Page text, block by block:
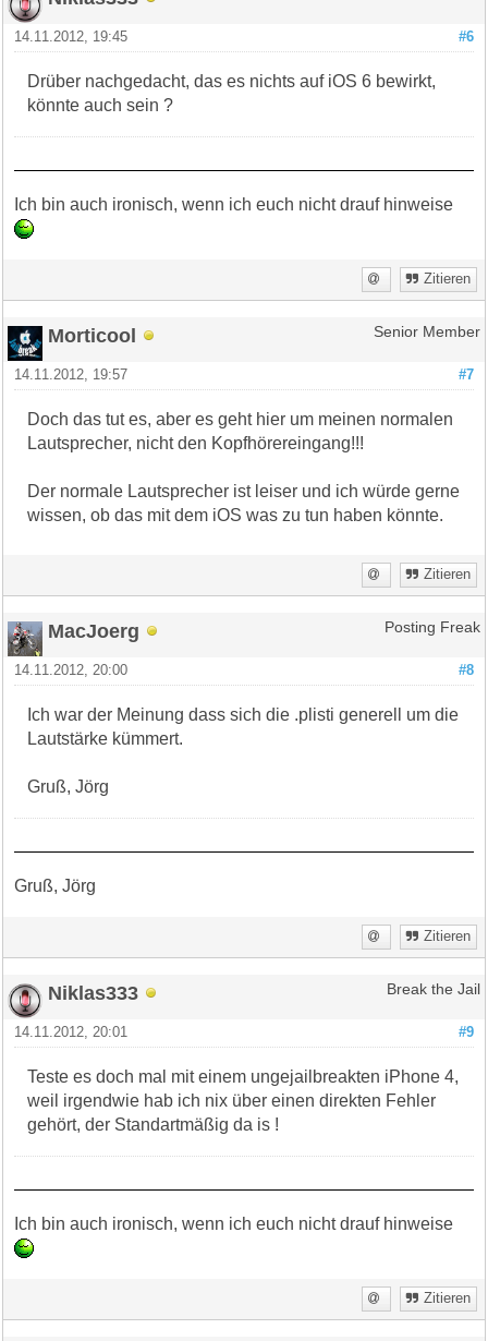
#6
14.11.2012, 19:45
Drüber nachgedacht, das es nichts auf iOS 6 bewirkt,
könnte auch sein ?
Ich bin auch ironisch, wenn ich euch nicht drauf hinweise
Zitieren
Morticool Senior Member
#7
14.11.2012, 19:57
Doch das tut es, aber es geht hier um meinen normalen
Lautsprecher, nicht den Kopfhörereingang!!!
Der normale Lautsprecher ist leiser und ich würde gerne
wissen, ob das mit dem iOS was zu tun haben könnte.
Zitieren
MacJoerg Posting Freak
#8
14.11.2012, 20:00
Ich war der Meinung dass sich die .plisti generell um die
Lautstärke kümmert.
Gruß, Jörg
Gruß, Jörg
Zitieren
Niklas333 Break the Jail
#9
14.11.2012, 20:01
Teste es doch mal mit einem ungejailbreakten iPhone 4,
weil irgendwie hab ich nix über einen direkten Fehler
gehört, der Standartmäßig da is !
Ich bin auch ironisch, wenn ich euch nicht drauf hinweise
Zitieren